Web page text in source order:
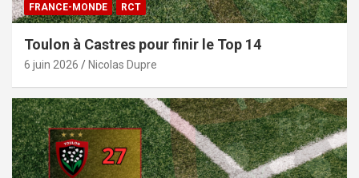
FRANCE-MONDE RCT
Toulon à Castres pour finir le Top 14
6 juin 2026 Nicolas Dupre